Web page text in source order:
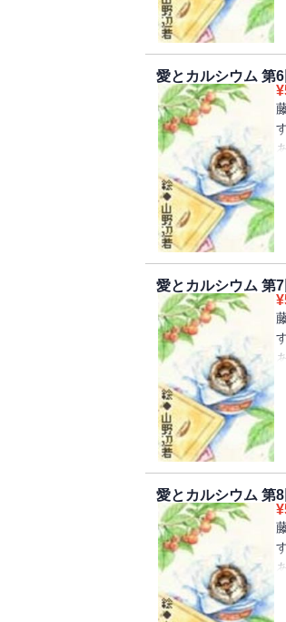
愛とカルシウム 第
¥
愛とカルシウム 第
¥
愛とカルシウム 第
¥